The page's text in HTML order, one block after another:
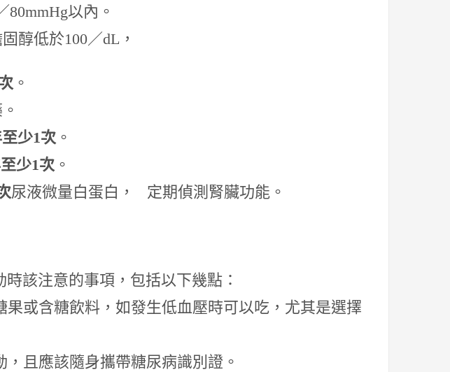
80mmHg以內。
醇低於100／dL，
。
少1次 。
少1次 。
尿液微量白蛋白， 定期偵測腎臟功能。
該注意的事項，包括以下幾點：
果或含糖飲料，如發生低血壓時可以吃，尤其是選擇
，且應該隨身攜帶糖尿病識別證。